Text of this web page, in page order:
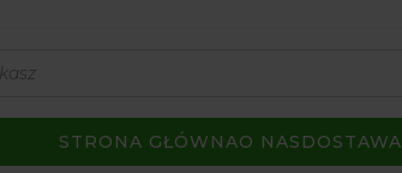
STRONA GŁÓWNAO NAS DOSTAWA